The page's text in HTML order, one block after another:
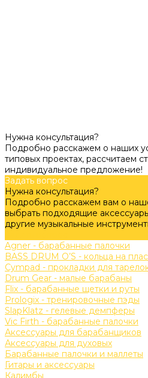
Нужна консультация?
Подробно расскажем о наших
типовых проектах, рассчитаем
индивидуальное предложение!
Задать вопрос
Нужна консультация?
Подробно расскажем вам о
выбрать подходящие
другие музыкальные
Agner - барабанные палочки
BASS DRUM O’S - кольца на
Cympad - прокладки для
Drum Gear - малые барабаны
Flix - барабанные щетки и руты
Prologix - тренировочные пэды
SlapKlatz - гелевые демпферы
Vic Firth - барабанные палочки
Аксессуары для барабанщиков
Аксессуары для духовых
Барабанные палочки и маллеты
Гитары и аксессуары
Калимбы